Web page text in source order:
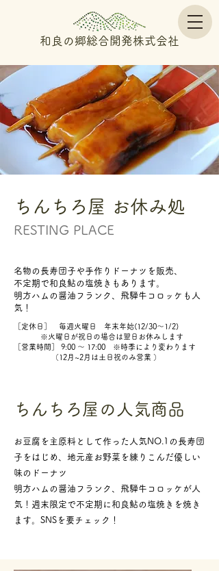
和良の郷総合開発株式会社
ちんちろ屋 お休み処
RESTING PLACE
名物の長寿団子や手作りドーナツを販売、
​不定期で和良鮎の塩焼きもあります。
明方ハムの醤油フランク、飛騨牛コロッケも人
気！
［定休日］ 毎週火曜日 年末年始(12/30～1/2)
※火曜日が祝日の場合は翌日お休みします
［営業時間］ 9:00 ～ 17:00 ※時季により変わります
（12月~2月は土日祝のみ営業 ）
ちんちろ屋の人気商品
お豆腐を主原料として作った人気NO.1の長寿団
子をはじめ、地元産お野菜を練りこんだ優しい
味のドーナツ
明方ハムの醤油フランク、飛騨牛コロッケが人
気！週末限定で不定期に和良鮎の塩焼きを焼き
ます。SNSを要チェック！